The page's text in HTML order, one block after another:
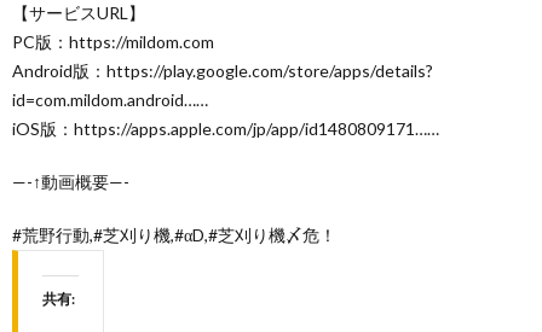
【サービスURL】
PC版：https://mildom.com
Android版：https://play.google.com/store/apps/details?
id=com.mildom.android……
iOS版：https://apps.apple.com/jp/app/id1480809171……
—-↑動画概要—-
#荒野行動,#芝刈り機,#αD,#芝刈り機〆危！
共有: